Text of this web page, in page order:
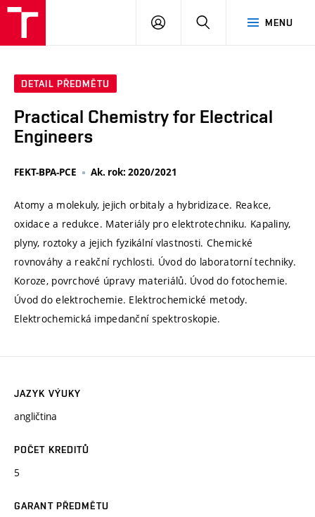
MENU
PŘIHLÁSIT
DETAIL PŘEDMĚTU
Practical Chemistry for Electrical
Engineers
FEKT-BPA-PCE Ak. rok: 2020/2021
Atomy a molekuly, jejich orbitaly a hybridizace. Reakce,
oxidace a redukce. Materiály pro elektrotechniku. Kapaliny,
plyny, roztoky a jejich fyzikální vlastnosti. Chemické
rovnováhy a reakční rychlosti. Úvod do laboratorní techniky.
Koroze, povrchové úpravy materiálů. Úvod do fotochemie.
Úvod do elektrochemie. Elektrochemické metody.
Elektrochemická impedanční spektroskopie.
JAZYK VÝUKY
angličtina
POČET KREDITŮ
5
GARANT PŘEDMĚTU